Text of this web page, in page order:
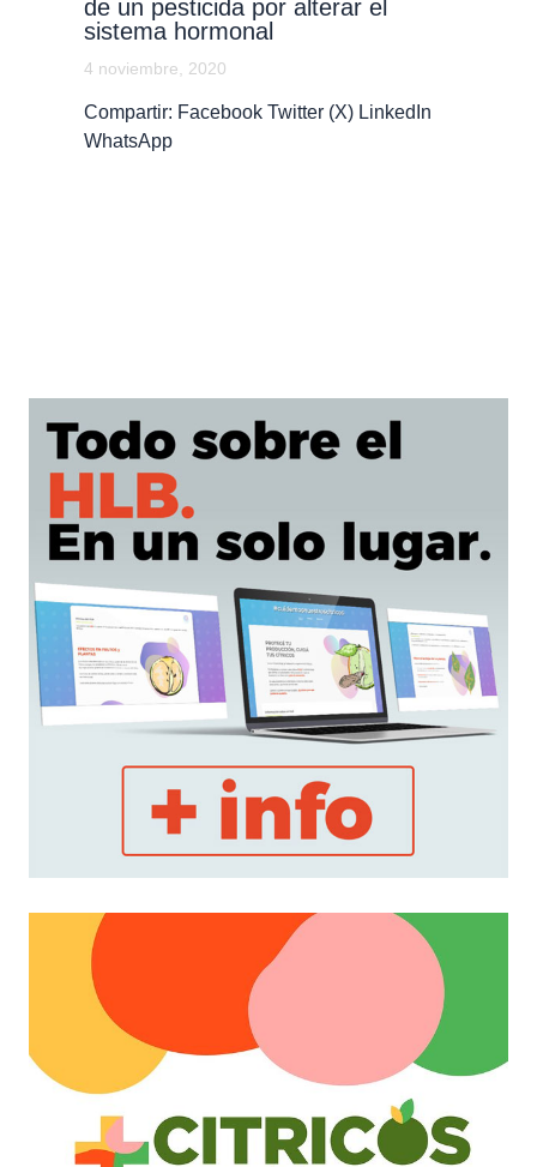
de un pesticida por alterar el
sistema hormonal
4 noviembre, 2020
Compartir: Facebook Twitter (X) LinkedIn
WhatsApp